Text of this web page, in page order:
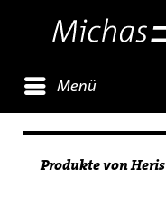
Menü
Produkte von Heris